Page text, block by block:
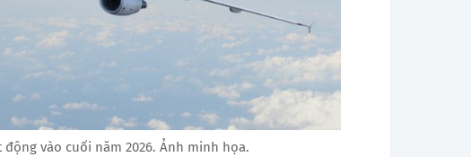
động vào cuối năm 2026. Ảnh minh họa.